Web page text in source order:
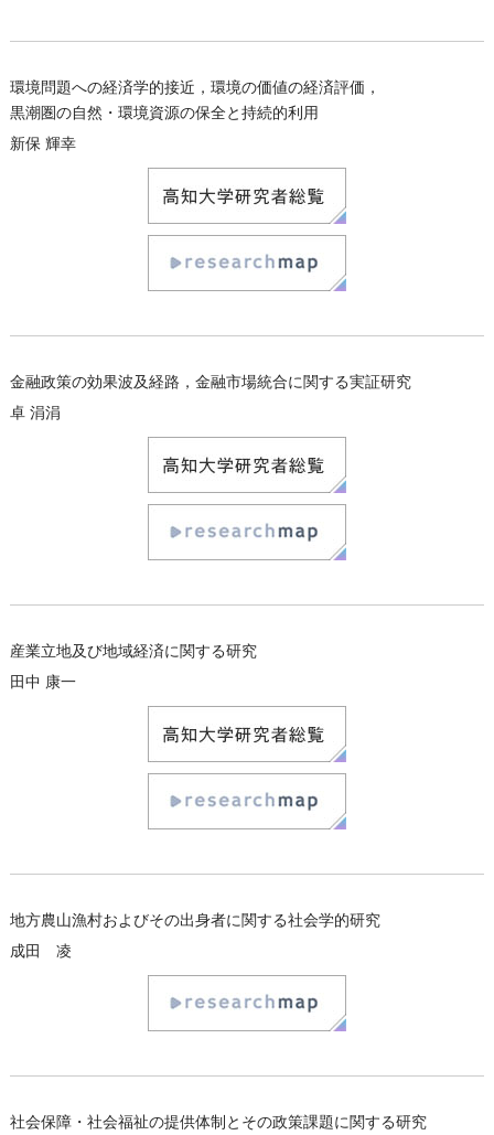
環境問題への経済学的接近，環境の価値の経済評価，
黒潮圏の自然・環境資源の保全と持続的利用
新保 輝幸
金融政策の効果波及経路，金融市場統合に関する実証研究
卓 涓涓
産業立地及び地域経済に関する研究
田中 康一
地方農山漁村およびその出身者に関する社会学的研究
成田 凌
社会保障・社会福祉の提供体制とその政策課題に関する研究